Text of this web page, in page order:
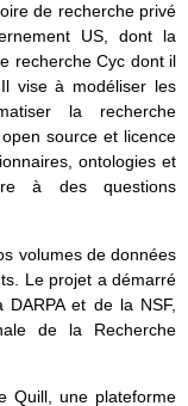
de recherche privé
US, dont la
recherche Cyc dont il
vise à modéliser les
la recherche
source et licence
ontologies et
à des questions
volumes de données
Le projet a démarré
et de la NSF,
de la Recherche
Quill, une plateforme